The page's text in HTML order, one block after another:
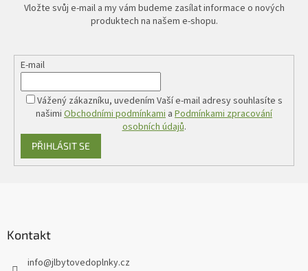
Vložte svůj e-mail a my vám budeme zasílat informace o nových
produktech na našem e-shopu.
E-mail
Vážený zákazníku, uvedením Vaší e-mail adresy souhlasíte s
našimi Obchodními podmínkami a Podmínkami zpracování
osobních údajů.
PŘIHLÁSIT SE
Kontakt
info@jlbytovedoplnky.cz